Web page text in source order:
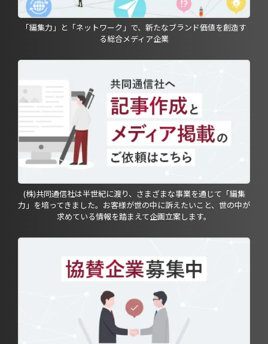
「編集力」と「ネットワーク」で、新たなブランド価値を創造す
る総合メディア企業
(株)共同通信社は半世紀に渡り、さまざまな事業を通じて「編集
力」を培ってきました。お客様が世の中に訴えたいこと、世の中が
求めている情報を踏まえて企画立案します。